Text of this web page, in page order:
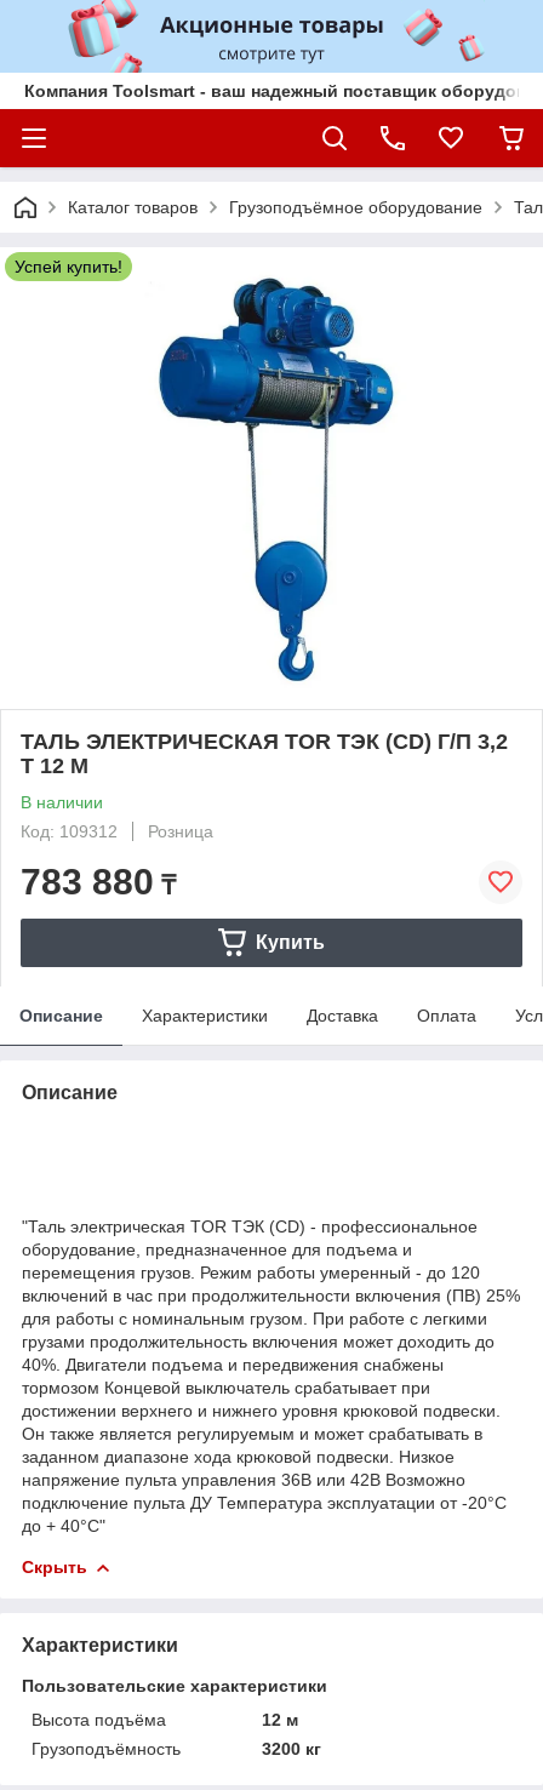
Компания Toolsmart - ваш надежный поставщик
Каталог товаров Грузоподъёмное оборудование
Успей купить!
ТАЛЬ ЭЛЕКТРИЧЕСКАЯ TOR ТЭК (CD) Г/П 3,2
Т 12 М
В наличии
Код: 109312
Розница
783 880 ₸
Купить
Описание Характеристики Доставка Оплата
Описание
"Таль электрическая TOR ТЭК (CD) - профессиональное
оборудование, предназначенное для подъема и
перемещения грузов. Режим работы умеренный - до 120
включений в час при продолжительности включения (ПВ) 25%
для работы с номинальным грузом. При работе с легкими
грузами продолжительность включения может доходить до
40%. Двигатели подъема и передвижения снабжены
тормозом Концевой выключатель срабатывает при
достижении верхнего и нижнего уровня крюковой подвески.
Он также является регулируемым и может срабатывать в
заданном диапазоне хода крюковой подвески. Низкое
напряжение пульта управления 36В или 42В Возможно
подключение пульта ДУ Температура эксплуатации от -20°C
до + 40°C"
Скрыть
Характеристики
Пользовательские характеристики
Высота подъёма
12 м
Грузоподъёмность
3200 кг